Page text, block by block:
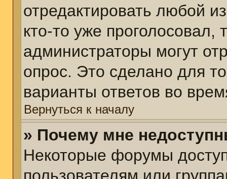
отредактировать любой
кто-то уже
администраторы могут
опрос. Это сделано для
варианты ответов во
Вернуться к началу
» Почему мне
Некоторые форумы